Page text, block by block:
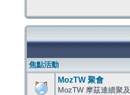
焦點活動
MozTW 聚會
MozTW 摩茲連續聚